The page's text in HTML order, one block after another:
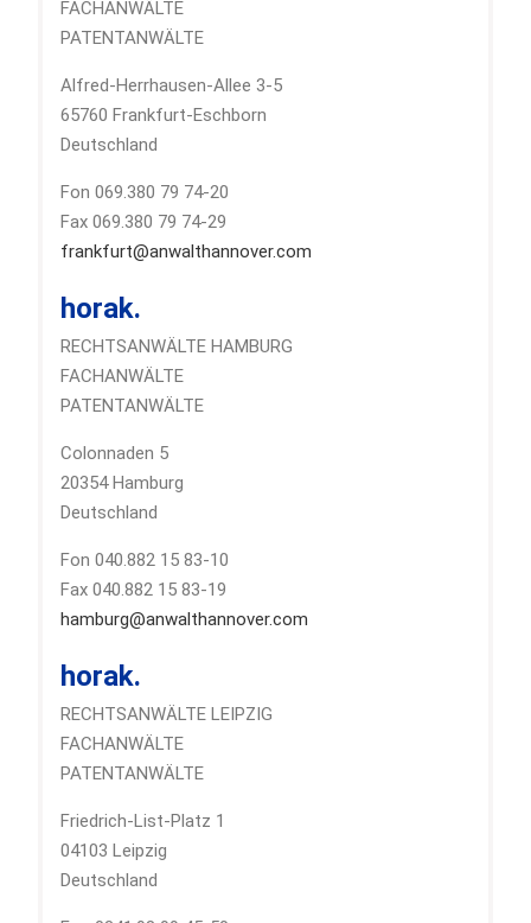
FACHANWÄLTE
PATENTANWÄLTE
Alfred-Herrhausen-Allee 3-5
65760 Frankfurt-Eschborn
Deutschland
Fon 069.380 79 74-20
Fax 069.380 79 74-29
frankfurt@anwalthannover.com
horak.
RECHTSANWÄLTE HAMBURG
FACHANWÄLTE
PATENTANWÄLTE
Colonnaden 5
20354 Hamburg
Deutschland
Fon 040.882 15 83-10
Fax 040.882 15 83-19
hamburg@anwalthannover.com
horak.
RECHTSANWÄLTE LEIPZIG
FACHANWÄLTE
PATENTANWÄLTE
Friedrich-List-Platz 1
04103 Leipzig
Deutschland